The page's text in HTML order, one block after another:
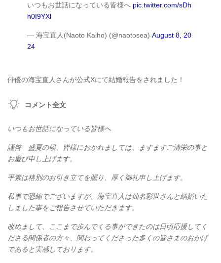
いつもお世話になっている皆様へ pic.twitter.com/sDh
h0I9YXl
— 海宝直人(Naoto Kaiho) (@naotosea) August 8, 20
24
俳優の海宝直人さんが公式Xにて結婚報告をされました！
コメント全文
いつもお世話になっている皆様へ
謹啓 盛夏の候、皆様におかれましては、ますますご清栄の事と
お慶び申し上げます。
平素は格別のお引き立てを賜り、厚く御礼申し上げます。
私事で恐縮でございますが、海宝直人は仙名彩世さんと結婚いた
しました事をご報告させていただきます。
改めまして、ここまで歩んでくる事ができたのは日頃応援してく
ださる関係者の方々、関わってくださった多くの皆さまのおかげ
であると実感しております。